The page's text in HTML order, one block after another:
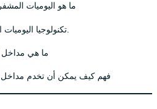
ما هو اليوميات
ما هي مداخل
فهم كيف يمكن أن تخدم مداخل